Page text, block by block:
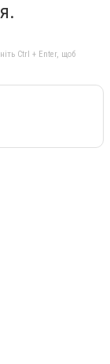
Ctrl + Enter, щоб